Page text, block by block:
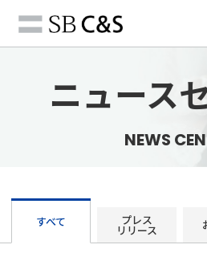
ニュース
NEWS
すべて プレス
リリース